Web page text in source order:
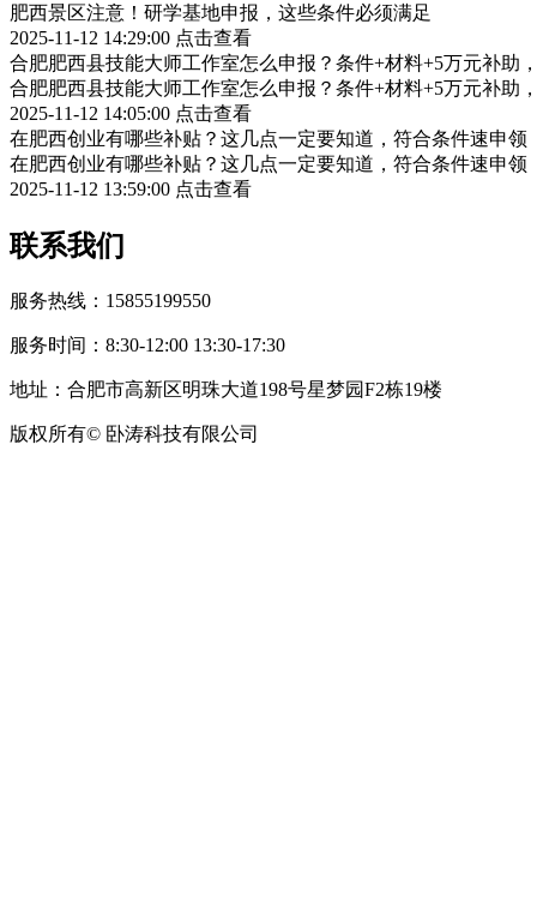
肥西景区注意！研学基地申报，这些条件必须满足
2025-11-12 14:29:00 点击查看
合肥肥西县技能大师工作室怎么申报？条件+材料+5万元补助
合肥肥西县技能大师工作室怎么申报？条件+材料+5万元补助
2025-11-12 14:05:00 点击查看
在肥西创业有哪些补贴？这几点一定要知道，符合条件速申领
在肥西创业有哪些补贴？这几点一定要知道，符合条件速申领
2025-11-12 13:59:00 点击查看
联系我们
服务热线：15855199550
服务时间：8:30-12:00 13:30-17:30
地址：合肥市高新区明珠大道198号星梦园F2栋19楼
版权所有© 卧涛科技有限公司